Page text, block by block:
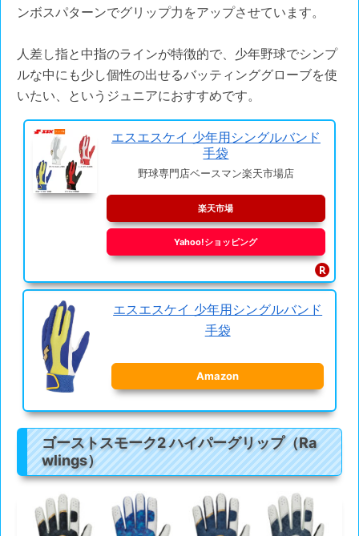
ンボスパターンでグリップ力をアップさせています。
人差し指と中指のラインが特徴的で、少年野球でシンプ
ルな中にも少し個性の出せるバッティンググローブを使
いたい、というジュニアにおすすめです。
エスエスケイ 少年用シングルバンド
手袋
野球専門店ベースマン楽天市場店
楽天市場
Yahoo!ショッピング
エスエスケイ 少年用シングルバンド
手袋
Amazon
ゴーストスモーク2 ハイパーグリップ（Ra
wlings）